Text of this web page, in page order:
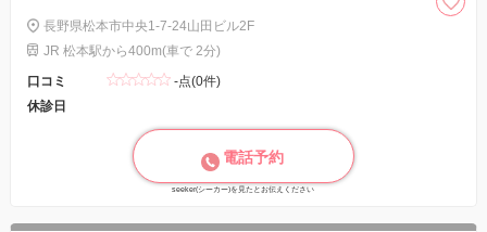
長野県松本市中央1-7-24山田ビル2F
JR 松本駅から400m(車で 2分)
口コミ
-点(0件)
休診日
電話予約
seeker(シーカー)を見たとお伝えください